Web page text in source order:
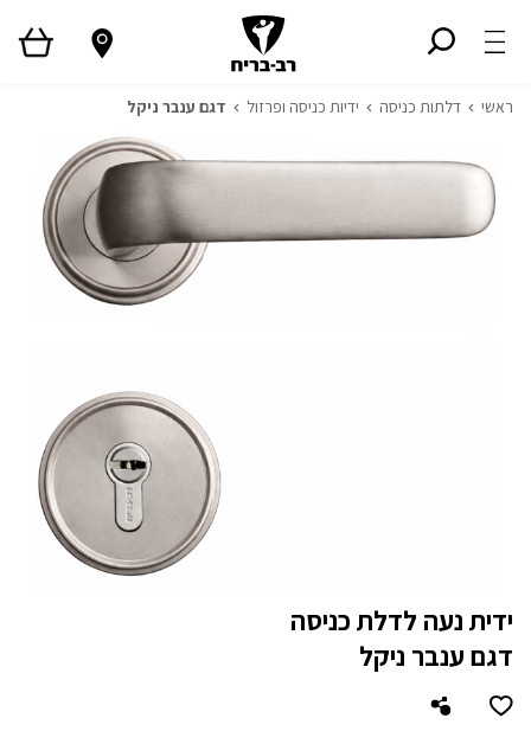
ראשי דלתות כניסה ידיות כניסה ופרזול דגם ענבר ניקל
ידית נעה לדלת כניסה
דגם ענבר ניקל